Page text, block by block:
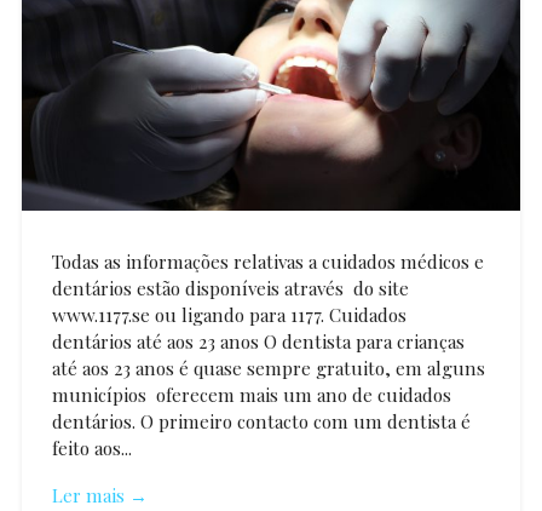
Todas as informações relativas a cuidados médicos e
dentários estão disponíveis através do site
www.1177.se ou ligando para 1177. Cuidados
dentários até aos 23 anos O dentista para crianças
até aos 23 anos é quase sempre gratuito, em alguns
municípios oferecem mais um ano de cuidados
dentários. O primeiro contacto com um dentista é
feito aos...
Ler mais →